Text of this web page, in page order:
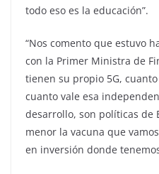
todo eso es la educación”.
“Nos comento que estuvo
con la Primer Ministra de
tienen su propio 5G,
cuanto vale esa
desarrollo, son políticas de
menor la vacuna que
en inversión donde